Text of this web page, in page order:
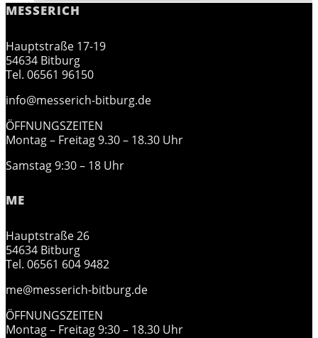
MESSERICH
Hauptstraße 17-19
54634 Bitburg
Tel. 06561 96150
info@messerich-bitburg.de
ÖFFNUNGSZEITEN
Montag – Freitag 9.30 – 18.30 Uhr
Samstag 9:30 – 18 Uhr
ME
Hauptstraße 26
54634 Bitburg
Tel. 06561 604 9482
me@messerich-bitburg.de
ÖFFNUNGSZEITEN
Montag – Freitag 9:30 – 18.30 Uhr